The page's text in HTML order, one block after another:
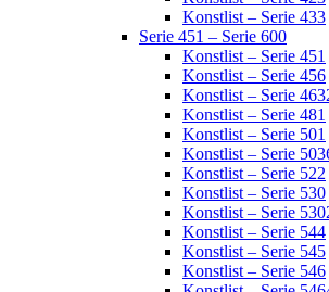
Konstlist – Serie 433
Serie 451 – Serie 600
Konstlist – Serie 451
Konstlist – Serie 456
Konstlist – Serie
Konstlist – Serie 481
Konstlist – Serie 501
Konstlist – Serie
Konstlist – Serie 522
Konstlist – Serie 530
Konstlist – Serie
Konstlist – Serie 544
Konstlist – Serie 545
Konstlist – Serie 546